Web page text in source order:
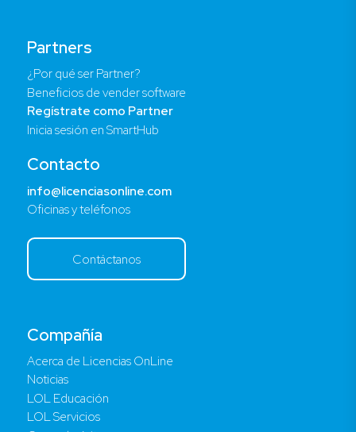
Compañía
Acerca de Licencias OnLine
Noticias
LOL Educación
LOL Servicios
Partners
¿Por qué ser Partner?
Beneficios de vender software
Regístrate como Partner
Inicia sesión en SmartHub
Contacto
info@licenciasonline.com
Oficinas y teléfonos
Contáctanos